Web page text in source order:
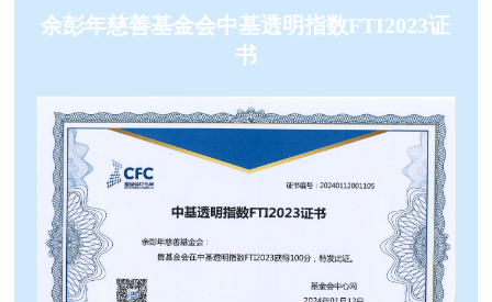
余彭年慈善基金会中基透明指数FTI2023证
书